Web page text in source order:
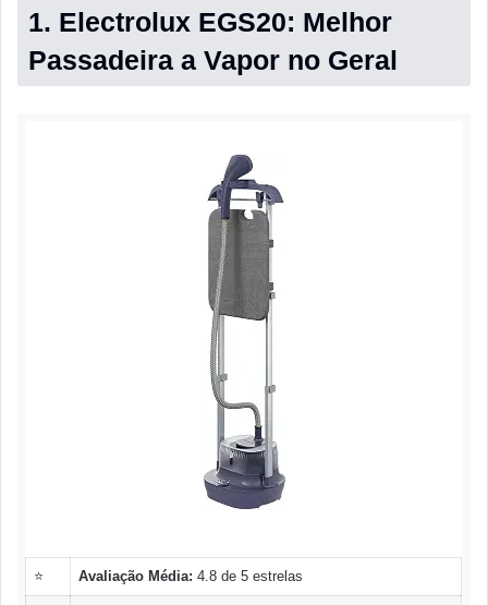
1. Electrolux EGS20: Melhor
Passadeira a Vapor no Geral
⭐ Avaliação Média: 4.8 de 5 estrelas